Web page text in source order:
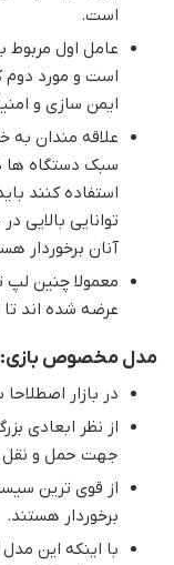
است.
عامل اول
است و مورد دوم
ایمن سازی و
علاقه مندان به
سبک دستگاه ها
استفاده کنند
توانایی بالایی
آنان برخوردار
عرضه شده اند تا
مدل مخصوص بازی:
در بازار
از نظر ابعادی
جهت حمل و نقل
از قوی ترین
برخوردار هستند.
با اینکه این